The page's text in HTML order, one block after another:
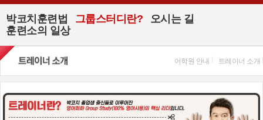
박코치훈련법 그룹스터디란?
오시는 길
훈련소의 일상
어학원 안내 트레이너 소개